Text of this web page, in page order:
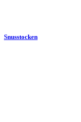
Snusstocken